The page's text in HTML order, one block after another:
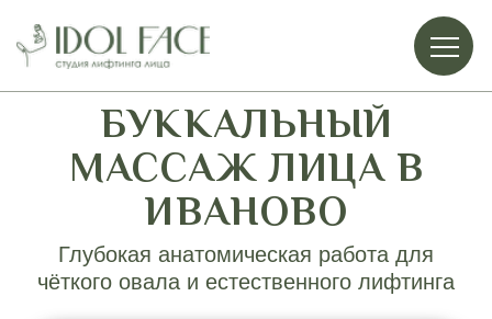
Глубокая анатомическая работа для
чёткого овала и естественного лифтинга
БУККАЛЬНЫЙ
МАССАЖ ЛИЦА В
ИВАНОВО